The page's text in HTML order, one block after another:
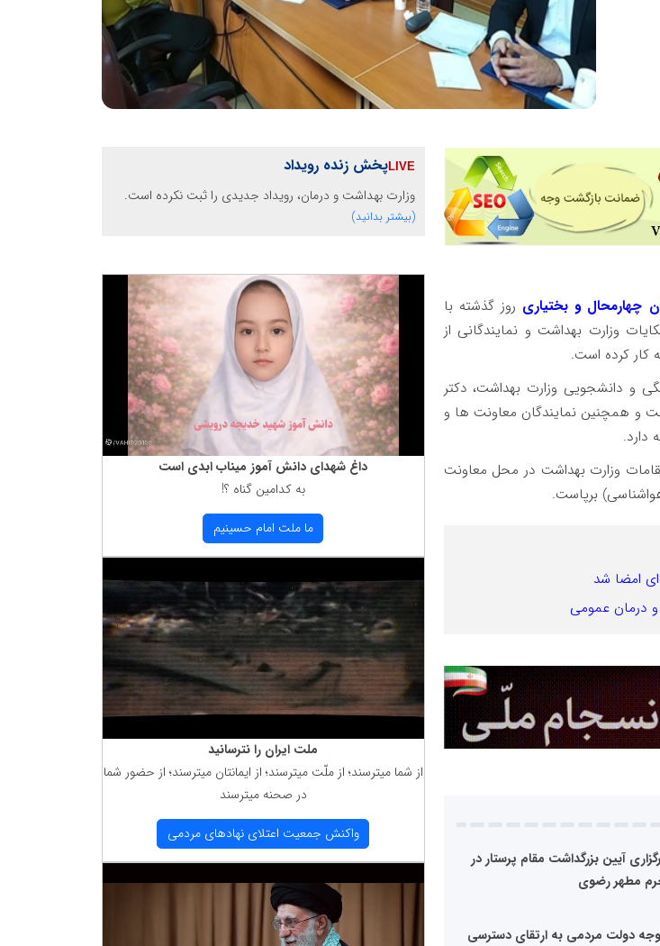
چهارمحال و بختیاری روز گذشته با
وزارت بهداشت و نمایندگانی از
کار کرده است.
و دانشجویی وزارت بهداشت، دکتر
و همچنین نمایندگان معاونت ها و
دارد.
تا جمعه 26 آبان ماه از ساعت ٨ تا ١٨ با حضور مقامات وزارت بهداشت در محل معاونت
برپاست.
امضا شد
درمان عمومی
آیین بزرگداشت مقام پرستار در
مطهر رضوی
دولت مردمی به ارتقای دسترسی
پخش زنده رویداد
وزارت بهداشت و درمان، رویداد جدیدی را ثبت نکرده است.
(بیشتر بدانید)
داغ شهدای دانش آموز میناب ابدی است
به كدامین گناه ؟!
ما ملت امام حسینیم
ملت ایران را نترسانید
از شما میترسند؛ از ملّت میترسند؛ از ایمانتان میترسند؛ از حضور شما
در صحنه میترسند
واكنش جمعیت اعتلای نهادهای مردمی